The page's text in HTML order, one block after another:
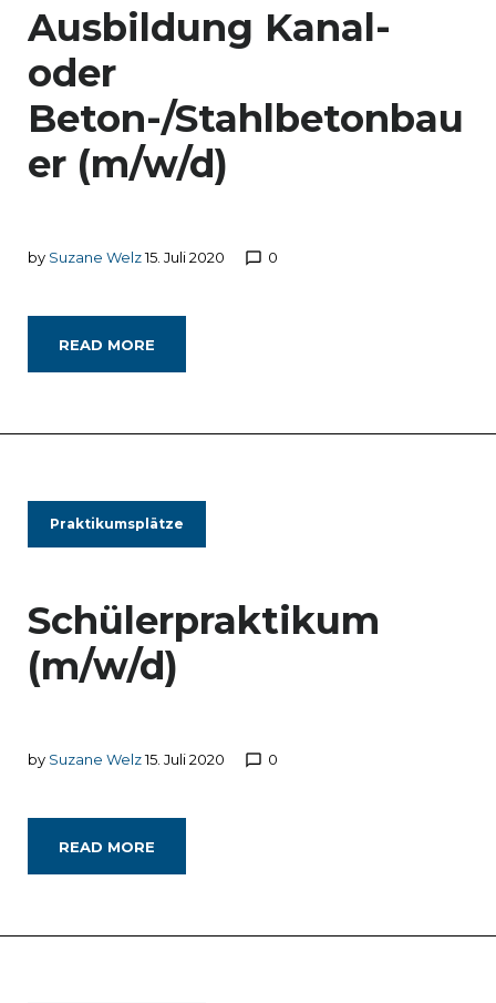
Ausbildung Kanal-
oder
Beton-/Stahlbetonbau
er (m/w/d)
by Suzane Welz15. Juli 2020 chat_bubble_outline 0
READ MORE
Praktikumsplätze
Schülerpraktikum
(m/w/d)
by Suzane Welz15. Juli 2020 chat_bubble_outline 0
READ MORE